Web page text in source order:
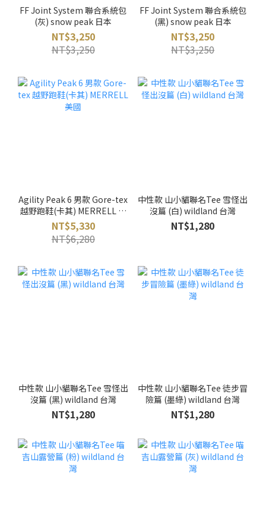
FF Joint System 聯合系統包
(灰) snow peak 日本
NT$3,250
NT$3,250
FF Joint System 聯合系統包
(黑) snow peak 日本
NT$3,250
NT$3,250
Agility Peak 6 男款 Gore-tex
越野跑鞋(卡其) MERRELL 美
國
NT$5,330
NT$6,280
中性款 山小貓聯名Tee 雪怪出
沒篇 (白) wildland 台灣
NT$1,280
中性款 山小貓聯名Tee 雪怪出
沒篇 (黑) wildland 台灣
NT$1,280
中性款 山小貓聯名Tee 徒步冒
險篇 (墨綠) wildland 台灣
NT$1,280